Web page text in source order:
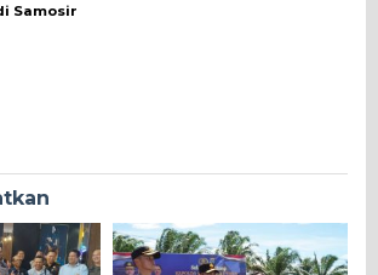
Samosir